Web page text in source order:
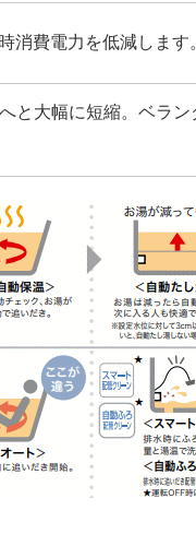
消費電力を低減します
と大幅に短縮。ベラン